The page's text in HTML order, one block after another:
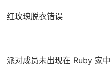
红玫瑰脱衣错误
派对成员未出现在 Ruby 家中